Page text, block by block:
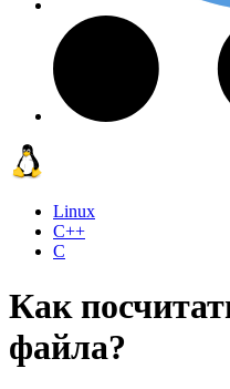
Linux
C++
C
Как
файла?